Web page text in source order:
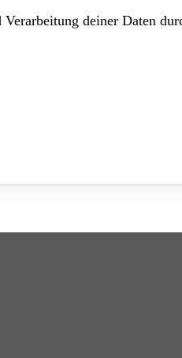
deiner Daten